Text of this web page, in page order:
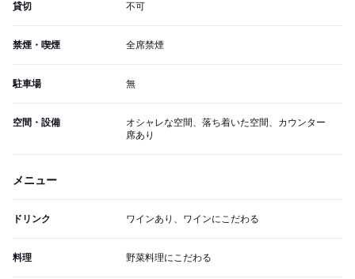
貸切 不可
禁煙・喫煙 全席禁煙
駐車場 無
空間・設備
オシャレな空間、落ち着いた空間、カウンター
席あり
メニュー
ドリンク ワインあり、ワインにこだわる
料理 野菜料理にこだわる